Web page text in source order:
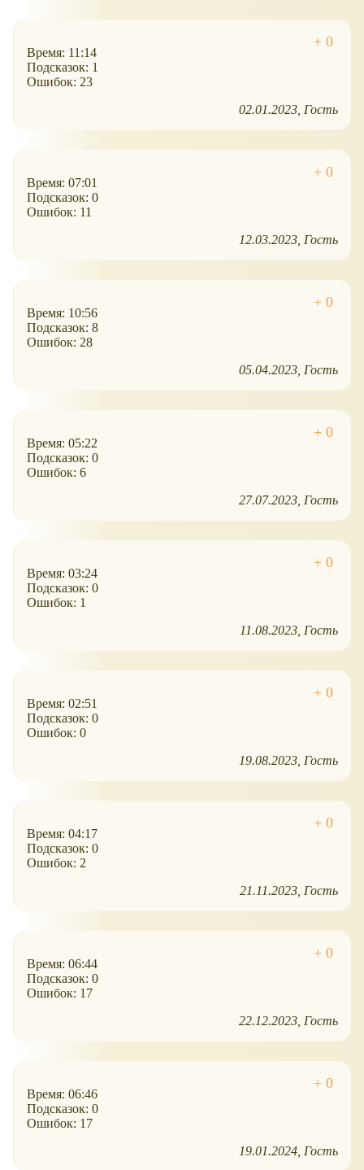
Время: 11:14
Подсказок: 1
Ошибок: 23
02.01.2023 Гость
Время: 07:01
Подсказок: 0
Ошибок: 11
12.03.2023 Гость
Время: 10:56
Подсказок: 8
Ошибок: 28
05.04.2023 Гость
Время: 05:22
Подсказок: 0
Ошибок: 6
27.07.2023 Гость
Время: 03:24
Подсказок: 0
Ошибок: 1
11.08.2023 Гость
Время: 02:51
Подсказок: 0
Ошибок: 0
19.08.2023 Гость
Время: 04:17
Подсказок: 0
Ошибок: 2
21.11.2023 Гость
Время: 06:44
Подсказок: 0
Ошибок: 17
22.12.2023 Гость
Время: 06:46
Подсказок: 0
Ошибок: 17
19.01.2024 Гость